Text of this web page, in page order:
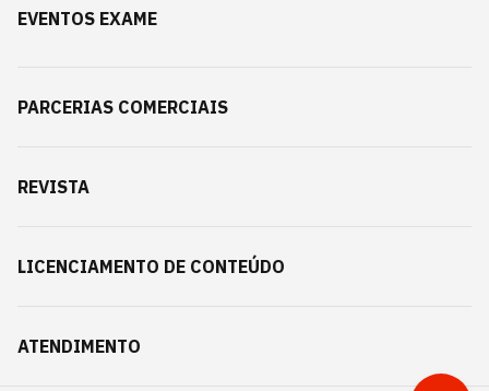
EVENTOS EXAME
PARCERIAS COMERCIAIS
REVISTA
LICENCIAMENTO DE CONTEÚDO
ATENDIMENTO